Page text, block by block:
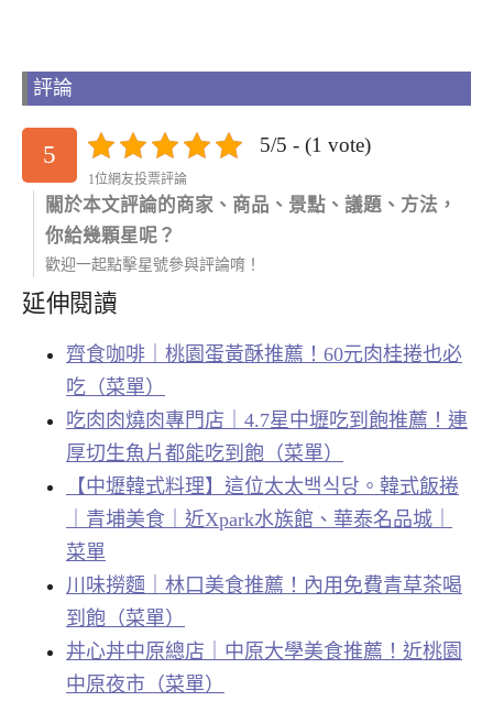
評論
5 5/5 - (1 vote)
1位網友投票評論
關於本文評論的商家、商品、景點、議題、方法，
你給幾顆星呢？
歡迎一起點擊星號參與評論唷！
延伸閱讀
齊食咖啡｜桃園蛋黃酥推薦！60元肉桂捲也必
吃（菜單）
吃肉肉燒肉專門店｜4.7星中壢吃到飽推薦！連
厚切生魚片都能吃到飽（菜單）
【中壢韓式料理】這位太太백식당。韓式飯捲
｜青埔美食｜近Xpark水族館、華泰名品城｜
菜單
川味撈麵｜林口美食推薦！內用免費青草茶喝
到飽（菜單）
丼心丼中原總店｜中原大學美食推薦！近桃園
中原夜市（菜單）